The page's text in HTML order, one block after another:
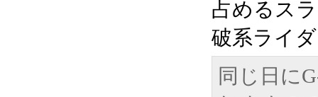
占めるス
破系ライ
同じ日に